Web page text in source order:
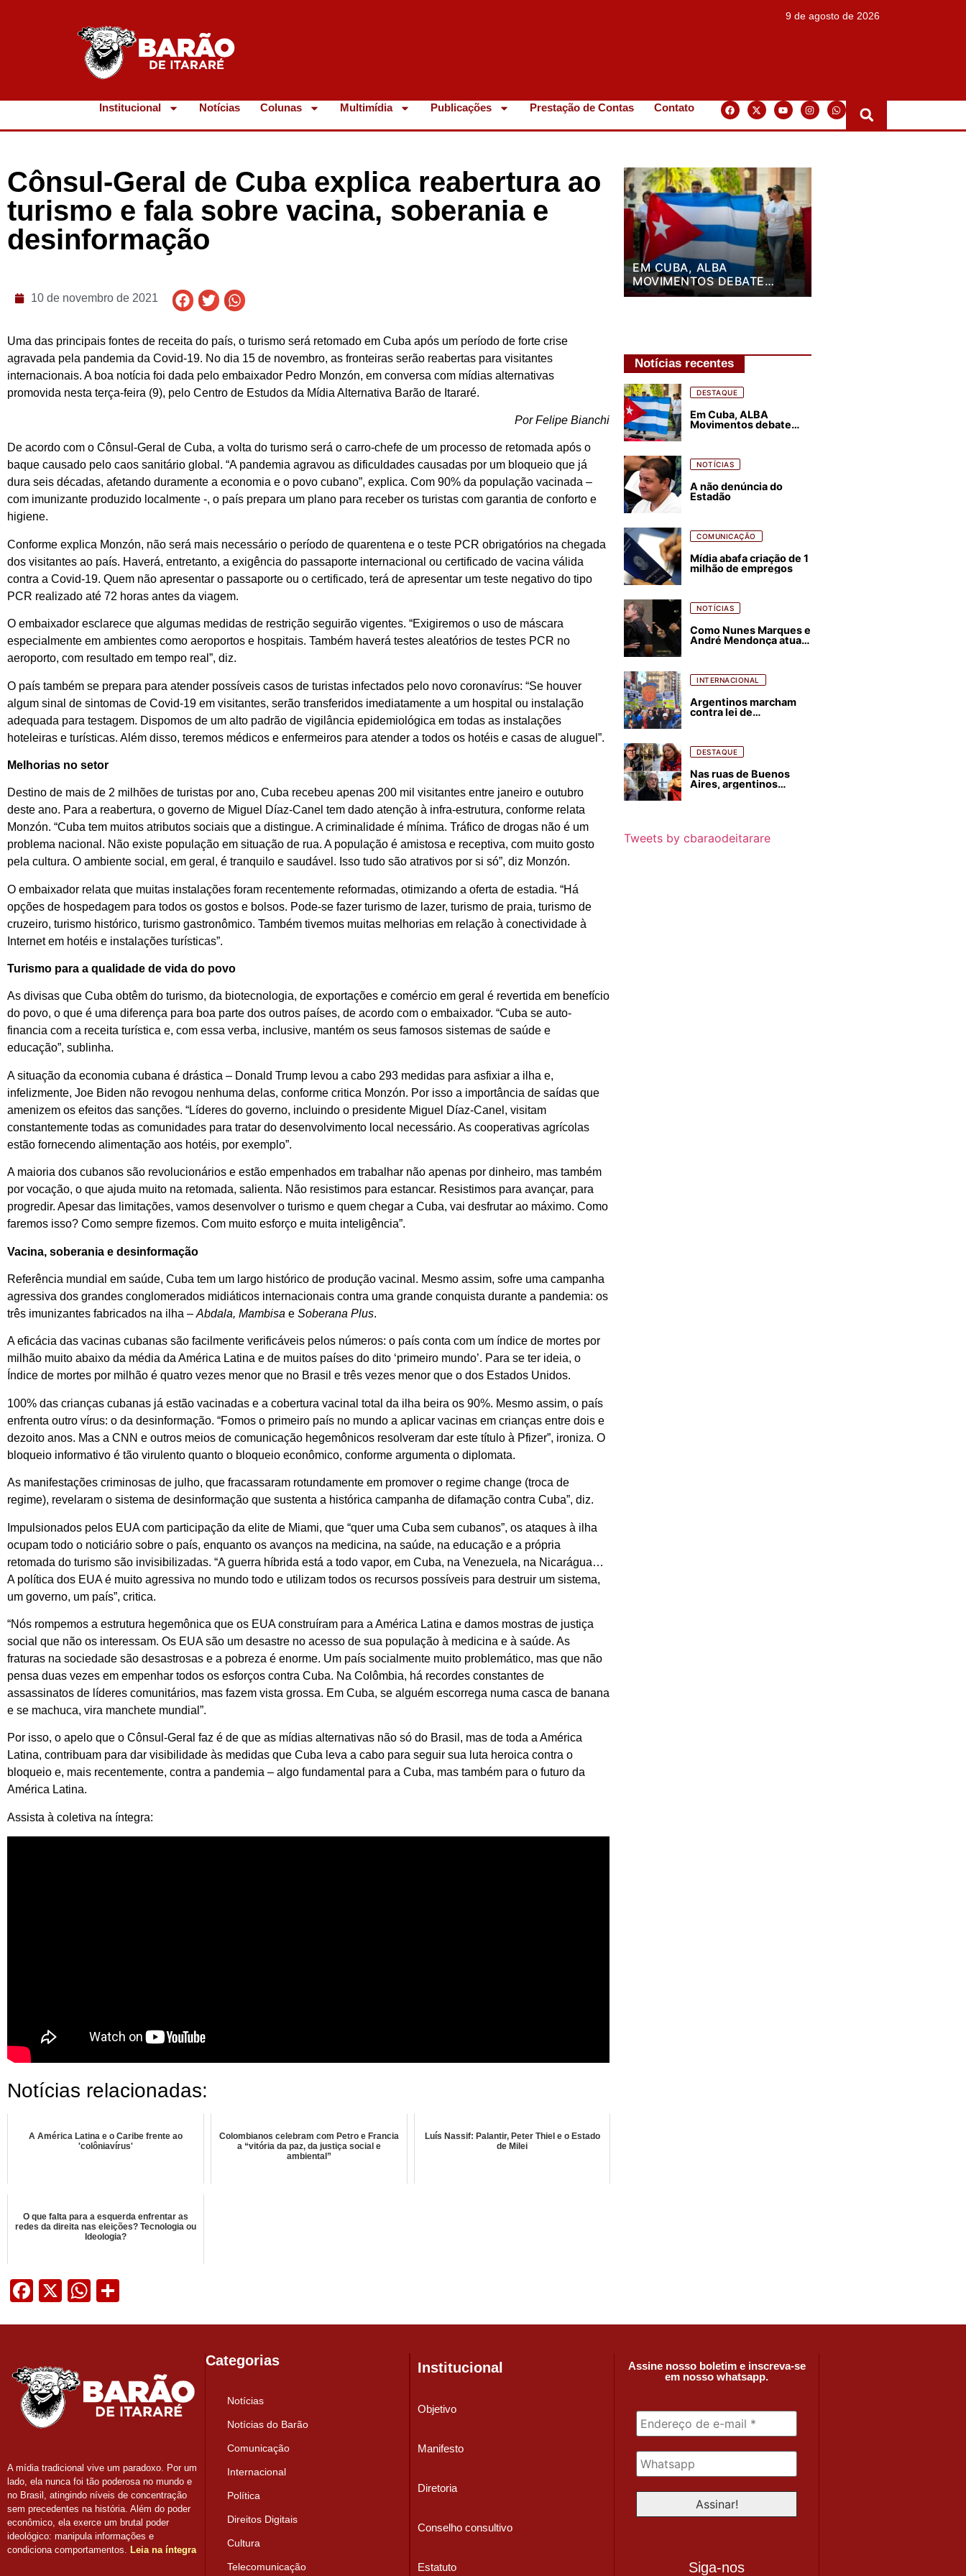
9 de agosto de 2026
Institucional Notícias Colunas Multimídia Publicações Prestação de Contas Contato
Cônsul-Geral de Cuba explica reabertura ao
turismo e fala sobre vacina, soberania e
desinformação
10 de novembro de 2021
Uma das principais fontes de receita do país, o turismo será retomado em Cuba após um período de forte crise
agravada pela pandemia da Covid-19. No dia 15 de novembro, as fronteiras serão reabertas para visitantes
internacionais. A boa notícia foi dada pelo embaixador Pedro Monzón, em conversa com mídias alternativas
promovida nesta terça-feira (9), pelo Centro de Estudos da Mídia Alternativa Barão de Itararé.
Por Felipe Bianchi
De acordo com o Cônsul-Geral de Cuba, a volta do turismo será o carro-chefe de um processo de retomada após o
baque causado pelo caos sanitário global. “A pandemia agravou as dificuldades causadas por um bloqueio que já
dura seis décadas, afetando duramente a economia e o povo cubano”, explica. Com 90% da população vacinada –
com imunizante produzido localmente -, o país prepara um plano para receber os turistas com garantia de conforto e
higiene.
Conforme explica Monzón, não será mais necessário o período de quarentena e o teste PCR obrigatórios na chegada
dos visitantes ao país. Haverá, entretanto, a exigência do passaporte internacional ou certificado de vacina válida
contra a Covid-19. Quem não apresentar o passaporte ou o certificado, terá de apresentar um teste negativo do tipo
PCR realizado até 72 horas antes da viagem.
O embaixador esclarece que algumas medidas de restrição seguirão vigentes. “Exigiremos o uso de máscara
especialmente em ambientes como aeroportos e hospitais. Também haverá testes aleatórios de testes PCR no
aeroporto, com resultado em tempo real”, diz.
O país também se prepara para atender possíveis casos de turistas infectados pelo novo coronavírus: “Se houver
algum sinal de sintomas de Covid-19 em visitantes, serão transferidos imediatamente a um hospital ou instalação
adequada para testagem. Dispomos de um alto padrão de vigilância epidemiológica em todas as instalações
hoteleiras e turísticas. Além disso, teremos médicos e enfermeiros para atender a todos os hotéis e casas de aluguel”.
Melhorias no setor
Destino de mais de 2 milhões de turistas por ano, Cuba recebeu apenas 200 mil visitantes entre janeiro e outubro
deste ano. Para a reabertura, o governo de Miguel Díaz-Canel tem dado atenção à infra-estrutura, conforme relata
Monzón. “Cuba tem muitos atributos sociais que a distingue. A criminalidade é mínima. Tráfico de drogas não é um
problema nacional. Não existe população em situação de rua. A população é amistosa e receptiva, com muito gosto
pela cultura. O ambiente social, em geral, é tranquilo e saudável. Isso tudo são atrativos por si só”, diz Monzón.
O embaixador relata que muitas instalações foram recentemente reformadas, otimizando a oferta de estadia. “Há
opções de hospedagem para todos os gostos e bolsos. Pode-se fazer turismo de lazer, turismo de praia, turismo de
cruzeiro, turismo histórico, turismo gastronômico. Também tivemos muitas melhorias em relação à conectividade à
Internet em hotéis e instalações turísticas”.
Turismo para a qualidade de vida do povo
As divisas que Cuba obtêm do turismo, da biotecnologia, de exportações e comércio em geral é revertida em benefício
do povo, o que é uma diferença para boa parte dos outros países, de acordo com o embaixador. “Cuba se auto-
financia com a receita turística e, com essa verba, inclusive, mantém os seus famosos sistemas de saúde e
educação”, sublinha.
A situação da economia cubana é drástica – Donald Trump levou a cabo 293 medidas para asfixiar a ilha e,
infelizmente, Joe Biden não revogou nenhuma delas, conforme critica Monzón. Por isso a importância de saídas que
amenizem os efeitos das sanções. “Líderes do governo, incluindo o presidente Miguel Díaz-Canel, visitam
constantemente todas as comunidades para tratar do desenvolvimento local necessário. As cooperativas agrícolas
estão fornecendo alimentação aos hotéis, por exemplo”.
A maioria dos cubanos são revolucionários e estão empenhados em trabalhar não apenas por dinheiro, mas também
por vocação, o que ajuda muito na retomada, salienta. Não resistimos para estancar. Resistimos para avançar, para
progredir. Apesar das limitações, vamos desenvolver o turismo e quem chegar a Cuba, vai desfrutar ao máximo. Como
faremos isso? Como sempre fizemos. Com muito esforço e muita inteligência”.
Vacina, soberania e desinformação
Referência mundial em saúde, Cuba tem um largo histórico de produção vacinal. Mesmo assim, sofre uma campanha
agressiva dos grandes conglomerados midiáticos internacionais contra uma grande conquista durante a pandemia: os
três imunizantes fabricados na ilha – Abdala, Mambisa e Soberana Plus.
A eficácia das vacinas cubanas são facilmente verificáveis pelos números: o país conta com um índice de mortes por
milhão muito abaixo da média da América Latina e de muitos países do dito ‘primeiro mundo’. Para se ter ideia, o
Índice de mortes por milhão é quatro vezes menor que no Brasil e três vezes menor que o dos Estados Unidos.
100% das crianças cubanas já estão vacinadas e a cobertura vacinal total da ilha beira os 90%. Mesmo assim, o país
enfrenta outro vírus: o da desinformação. “Fomos o primeiro país no mundo a aplicar vacinas em crianças entre dois e
dezoito anos. Mas a CNN e outros meios de comunicação hegemônicos resolveram dar este título à Pfizer”, ironiza. O
bloqueio informativo é tão virulento quanto o bloqueio econômico, conforme argumenta o diplomata.
As manifestações criminosas de julho, que fracassaram rotundamente em promover o regime change (troca de
regime), revelaram o sistema de desinformação que sustenta a histórica campanha de difamação contra Cuba”, diz.
Impulsionados pelos EUA com participação da elite de Miami, que “quer uma Cuba sem cubanos”, os ataques à ilha
ocupam todo o noticiário sobre o país, enquanto os avanços na medicina, na saúde, na educação e a própria
retomada do turismo são invisibilizadas. “A guerra híbrida está a todo vapor, em Cuba, na Venezuela, na Nicarágua…
A política dos EUA é muito agressiva no mundo todo e utilizam todos os recursos possíveis para destruir um sistema,
um governo, um país”, critica.
“Nós rompemos a estrutura hegemônica que os EUA construíram para a América Latina e damos mostras de justiça
social que não os interessam. Os EUA são um desastre no acesso de sua população à medicina e à saúde. As
fraturas na sociedade são desastrosas e a pobreza é enorme. Um país socialmente muito problemático, mas que não
pensa duas vezes em empenhar todos os esforços contra Cuba. Na Colômbia, há recordes constantes de
assassinatos de líderes comunitários, mas fazem vista grossa. Em Cuba, se alguém escorrega numa casca de banana
e se machuca, vira manchete mundial”.
Por isso, o apelo que o Cônsul-Geral faz é de que as mídias alternativas não só do Brasil, mas de toda a América
Latina, contribuam para dar visibilidade às medidas que Cuba leva a cabo para seguir sua luta heroica contra o
bloqueio e, mais recentemente, contra a pandemia – algo fundamental para a Cuba, mas também para o futuro da
América Latina.
Assista à coletiva na íntegra:
Notícias relacionadas:
A América Latina e o Caribe frente ao
'colôniavírus'
Colombianos celebram com Petro e Francia
a “vitória da paz, da justiça social e
ambiental”
Luís Nassif: Palantir, Peter Thiel e o Estado
de Milei
O que falta para a esquerda enfrentar as
redes da direita nas eleições? Tecnologia ou
Ideologia?
Facebook
X WhatsApp
EM CUBA, ALBA
MOVIMENTOS DEBATE
PLANO DE LUTA PARA OS
Notícias recentes
DESTAQUE
Em Cuba, ALBA
Movimentos debate
NOTÍCIAS
A não denúncia do
Estadão
COMUNICAÇÃO
Mídia abafa criação de 1
milhão de empregos
NOTÍCIAS
Como Nunes Marques e
André Mendonça atuam
INTERNACIONAL
Argentinos marcham
contra lei de
florestais
DESTAQUE
Nas ruas de Buenos
Aires, argentinos
Tweets by cbaraodeitarare
A mídia tradicional vive um paradoxo. Por um
lado, ela nunca foi tão poderosa no mundo e
no Brasil, atingindo níveis de concentração
sem precedentes na história. Além do poder
econômico, ela exerce um brutal poder
ideológico: manipula informações e
condiciona comportamentos.
Leia na íntegra
Categorias
Notícias
Notícias do Barão
Comunicação
Internacional
Política
Direitos Digitais
Cultura
Telecomunicação
Institucional
Objetivo
Manifesto
Diretoria
Conselho consultivo
Estatuto
Assine nosso boletim e inscreva-se
em nosso whatsapp.
Siga-nos